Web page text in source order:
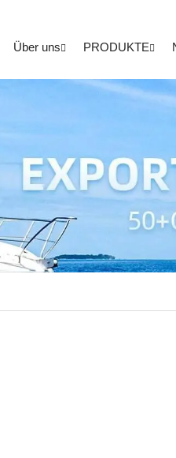
Über uns PRODUKTE